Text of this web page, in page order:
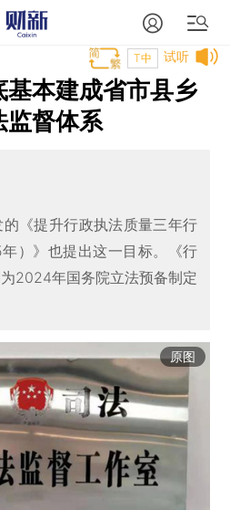
试听
T中
本建成省市县乡
监督体系
《提升行政执法质量三年行
）》也提出这一目标。《行
2024年国务院立法预备制定
原图